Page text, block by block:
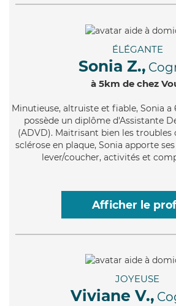
ÉLÉGANTE
Sonia Z.,
à 5km de chez
Minutieuse, altruiste et fiable, Sonia a
possède un diplôme d'Assistante
(ADVD). Maitrisant bien les troubles
sclérose en plaque, Sonia apporte
lever/coucher, activités et
Afficher le
JOYEUSE
Viviane V.,